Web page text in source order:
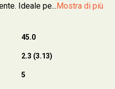
Ideale pe... Mostra di più
45.0
2.3 (3.13)
5